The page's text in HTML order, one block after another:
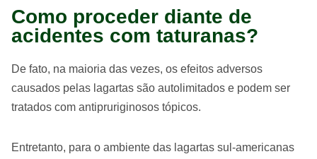
Como proceder diante de
acidentes com taturanas?
De fato, na maioria das vezes, os efeitos adversos
causados ​​pelas lagartas são autolimitados e podem ser
tratados com antipruriginosos tópicos.
Entretanto, para o ambiente das lagartas sul-americanas